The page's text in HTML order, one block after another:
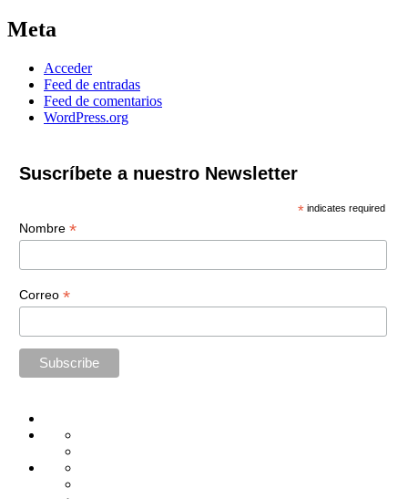
Meta
Acceder
Feed de entradas
Feed de comentarios
WordPress.org
Suscríbete a nuestro Newsletter
* indicates required
Nombre *
Correo *
Administración
Capacitación